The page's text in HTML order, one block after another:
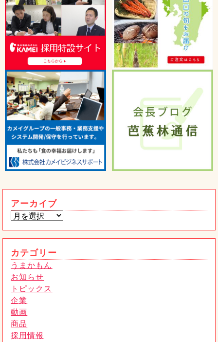
うまかもん
トピックス
たべる辣油木耳ご紹介
2026年04月15日
トピックス
桃屋と共同開発！国産豚肉の本格豚キム
チ！！
2026年03月24日
宮崎県の「株式会社餃子の馬渡」の冷凍
餃子を紹介します！
2026年02月4日
うまかもん
熊本限定 ワンピースコラボ太平燕発売
です！
2026年01月15日
すましメール」にご注意ください
2026年01月6日
2025年11月28日
アーカイブ
カテゴリー
うまかもん
お知らせ
トピックス
企業
動画
商品
採用情報